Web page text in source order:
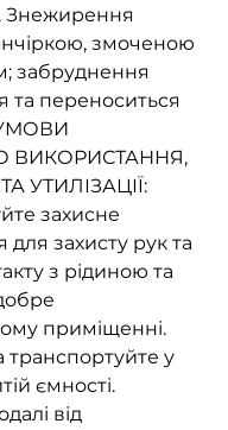
Знежирення
змоченою
забруднення
та переноситься
УМОВИ
ВИКОРИСТАННЯ,
УТИЛІЗАЦІЇ:
захисне
захисту рук та
з рідиною та
приміщенні.
транспортуйте у
ємності.
від